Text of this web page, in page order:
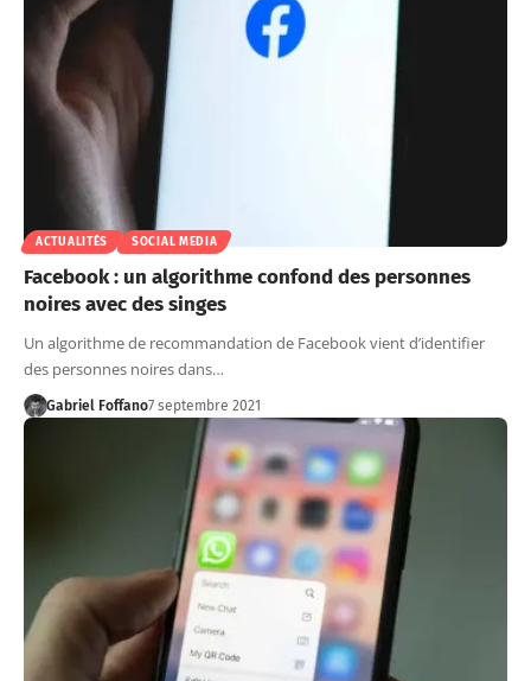
ACTUALITÉS SOCIAL MEDIA
Facebook : un algorithme confond des personnes
noires avec des singes
Un algorithme de recommandation de Facebook vient d’identifier
des personnes noires dans…
Gabriel Foffano7 septembre 2021